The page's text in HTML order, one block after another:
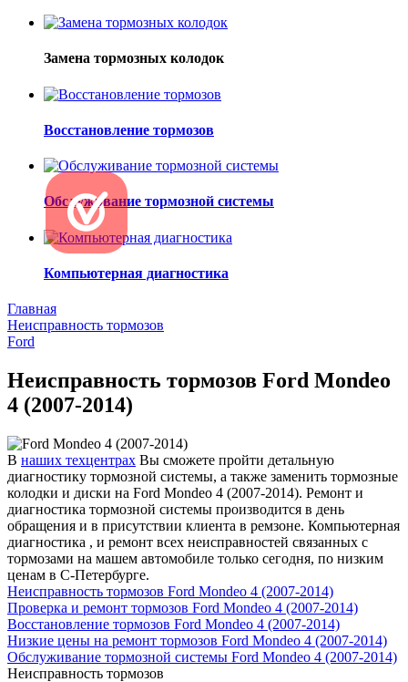
Замена тормозных колодок
Восстановление тормозов
Обслуживание тормозной системы
Компьютерная диагностика
Главная
Неисправность тормозов
Ford
Неисправность тормозов Ford Mondeo
4 (2007-2014)
В наших техцентрах Вы сможете пройти детальную
диагностику тормозной системы, а также заменить тормозные
колодки и диски на Ford Mondeo 4 (2007-2014). Ремонт и
диагностика тормозной системы производится в день
обращения и в присутствии клиента в ремзоне. Компьютерная
диагностика , и ремонт всех неисправностей связанных с
тормозами на машем автомобиле только сегодня, по низким
ценам в С-Петербурге.
Неисправность тормозов Ford Mondeo 4 (2007-2014)
Проверка и ремонт тормозов Ford Mondeo 4 (2007-2014)
Восстановление тормозов Ford Mondeo 4 (2007-2014)
Низкие цены на ремонт тормозов Ford Mondeo 4 (2007-2014)
Обслуживание тормозной системы Ford Mondeo 4 (2007-2014)
Неисправность тормозов